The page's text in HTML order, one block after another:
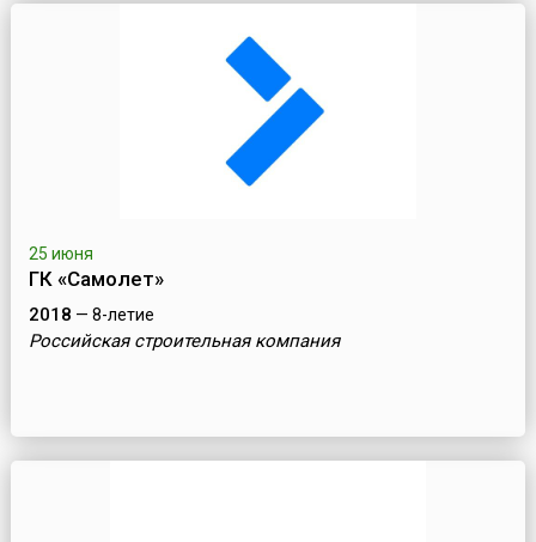
25 июня
ГК «Самолет»
2018 — 8-летие
Российская строительная компания